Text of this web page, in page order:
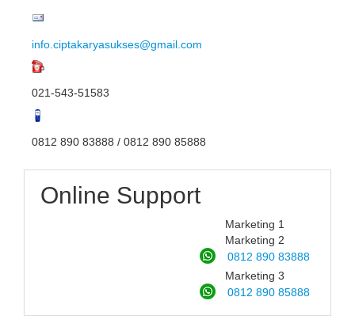
info.ciptakaryasukses@gmail.com
021-543-51583
0812 890 83888 / 0812 890 85888
Online Support
Marketing 1
Marketing 2
0812 890 83888
Marketing 3
0812 890 85888